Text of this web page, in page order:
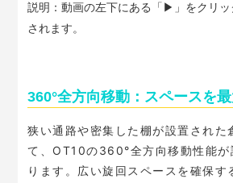
説明：動画の左下にある「▶」をクリ
されます。
360°全方向移動：スペースを
狭い通路や密集した棚が設置された
て、OT10の360°全方向移動性能が
ります。広い旋回スペースを確保す